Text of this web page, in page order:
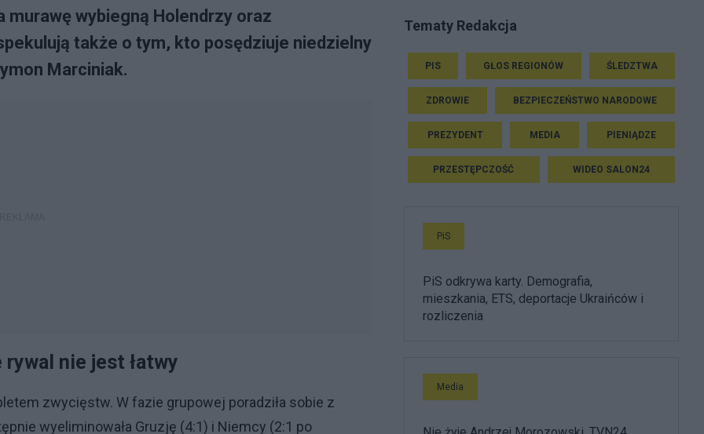
murawę wybiegną Holendrzy oraz
także o tym, kto posędziuje niedzielny
Marciniak.
rywal nie jest łatwy
zwycięstw. W fazie grupowej poradziła sobie z
wyeliminowała Gruzję (4:1) i Niemcy (2:1 po
Tematy Redakcja
PIS GŁOS REGIONÓW ŚLEDZTWA
ZDROWIE BEZPIECZEŃSTWO NARODOWE
PREZYDENT MEDIA PIENIĄDZE
PRZESTĘPCZOŚĆ WIDEO SALON24
PiS
PiS odkrywa karty. Demografia,
mieszkania, ETS, deportacje Ukraińców i
rozliczenia
Media